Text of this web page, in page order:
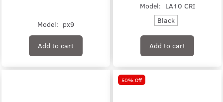
Model: px9
Add to cart
Model: LA10 CRI
Black
Add to cart
50% Off